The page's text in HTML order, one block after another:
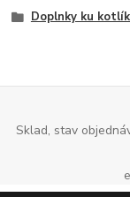
Doplnky ku
Sklad, stav